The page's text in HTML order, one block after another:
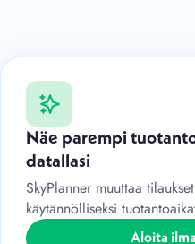
Näe parempi
datallasi
SkyPlanner muuttaa
käytännölliseksi
Aloita